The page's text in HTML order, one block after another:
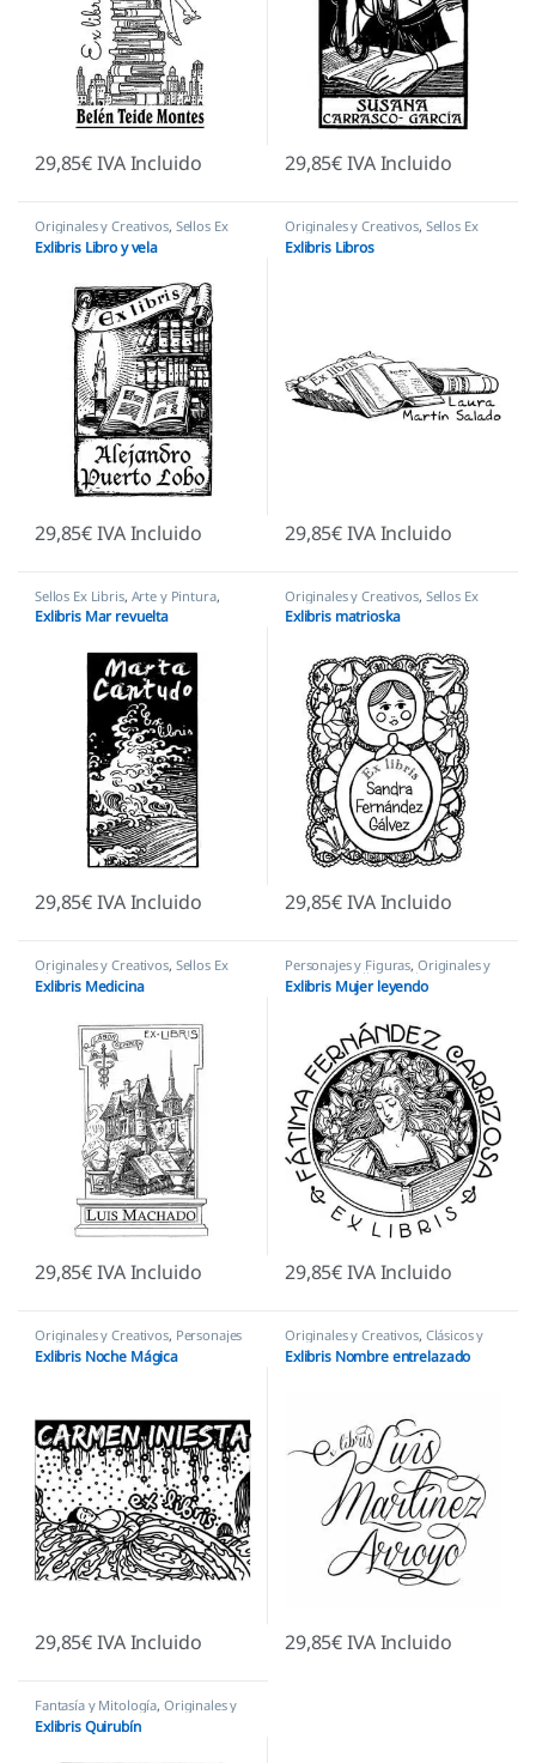
29,85€IVA Incluido 29,85€IVA Incluido
Originales y Creativos, Sellos Ex
Libris
Exlibris Libro y vela
29,85€IVA Incluido
Originales y Creativos, Sellos Ex
Libris
Exlibris Libros
29,85€IVA Incluido
Sellos Ex Libris, Arte y Pintura,
Originales y Creativos
Exlibris Mar revuelta
29,85€IVA Incluido
Originales y Creativos, Sellos Ex
Libris
Exlibris matrioska
29,85€IVA Incluido
Originales y Creativos, Sellos Ex
Libris
Exlibris Medicina
29,85€IVA Incluido
Personajes y Figuras, Originales y
Creativos , Sellos Ex Libris
Exlibris Mujer leyendo
29,85€IVA Incluido
Originales y Creativos, Personajes
y Figuras , Sellos Ex Libris
Exlibris Noche Mágica
29,85€IVA Incluido
Originales y Creativos, Clásicos y
Orlas , Sellos Ex Libris
Exlibris Nombre entrelazado
29,85€IVA Incluido
Fantasía y Mitología, Originales y
Creativos, Sellos Ex Libris
Exlibris Quirubín